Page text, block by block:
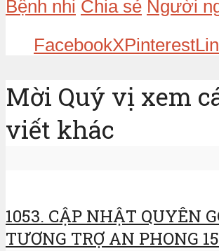
Bệnh nhi Chia sẻ Người
FacebookXPinterest
Mời Quý vị xem
viết khác
1053. CẬP NHẬT QUYÊN
TƯƠNG TRỢ AN PHONG